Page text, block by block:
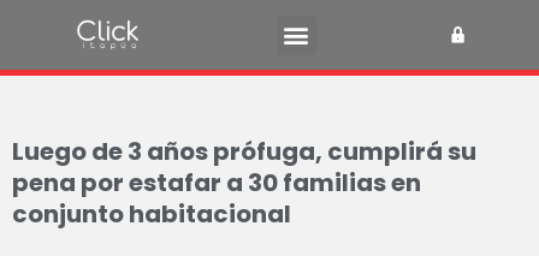
Luego de 3 años prófuga, cumplirá su
pena por estafar a 30 familias en
conjunto habitacional